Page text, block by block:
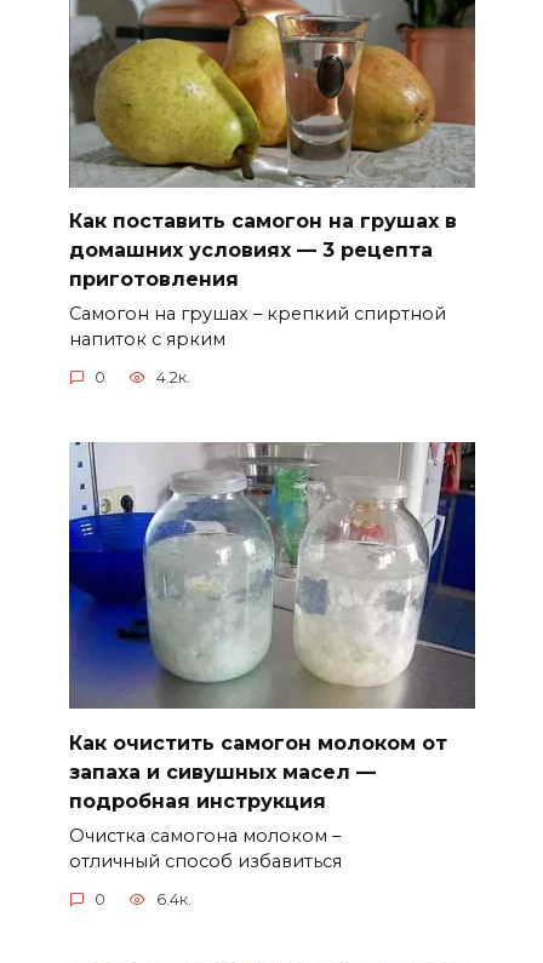
Как поставить самогон на грушах в
домашних условиях — 3 рецепта
приготовления
Самогон на грушах – крепкий спиртной
напиток с ярким
0 4.2к.
Как очистить самогон молоком от
запаха и сивушных масел —
подробная инструкция
Очистка самогона молоком –
отличный способ избавиться
0 6.4к.